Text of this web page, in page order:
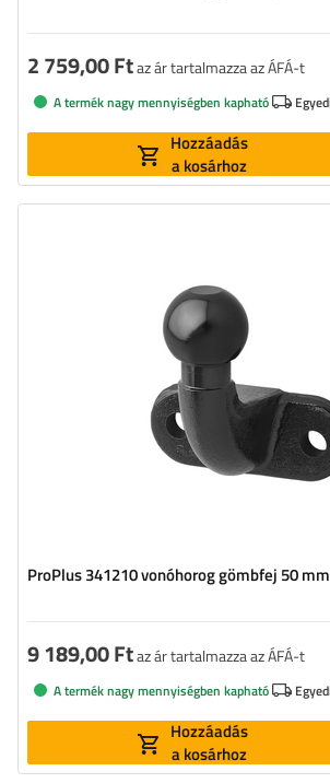
2 759,00 Ftaz ár tartalmazza az ÁFÁ-t
A termék nagy mennyiségben kapható
Hozzáadás
a kosárhoz
ProPlus 341210 vonóhorog gömbfej 50
9 189,00 Ftaz ár tartalmazza az ÁFÁ-t
A termék nagy mennyiségben kapható
Hozzáadás
a kosárhoz